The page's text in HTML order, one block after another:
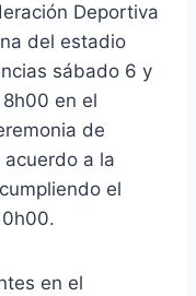
Deportiva
del estadio
sábado 6 y
en el
de
a la
el
en el